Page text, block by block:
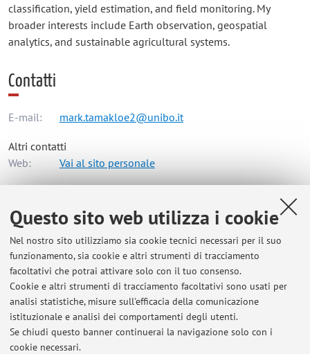
Questo sito web utilizza i cookie
Nel nostro sito utilizziamo sia cookie tecnici necessari per il suo
funzionamento, sia cookie e altri strumenti di tracciamento
facoltativi che potrai attivare solo con il tuo consenso.
Cookie e altri strumenti di tracciamento facoltativi sono usati per
analisi statistiche, misure sull'efficacia della comunicazione
istituzionale e analisi dei comportamenti degli utenti.
Se chiudi questo banner continuerai la navigazione solo con i
cookie necessari.
classification, yield estimation, and field monitoring. My
broader interests include Earth observation, geospatial
analytics, and sustainable agricultural systems.
Contatti
E-mail: mark.tamakloe2@unibo.it
Altri contatti
Web:
Vai al sito personale
Dipartimento di Scienze e Tecnologie Agro-Alimentari
Orario di ricevimento
Office hours:
Monday to Friday, 9:00 AM – 5:00 PM.